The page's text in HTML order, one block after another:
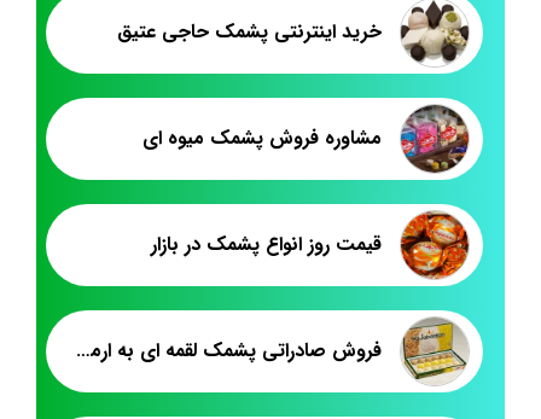
خرید اینترنتی پشمک حاجی عتیق
مشاوره فروش پشمک میوه ای
قیمت روز انواع پشمک در بازار
فروش صادراتی پشمک لقمه ای به ارمنستان